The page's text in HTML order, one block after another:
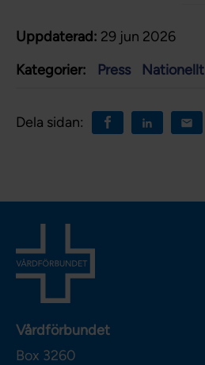
Uppdaterad: 29 jun 2026
Kategorier:
Press Nationellt
Dela sidan:
Vårdförbundet
Box 3260